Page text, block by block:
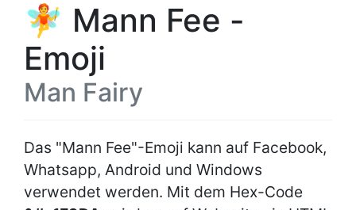
🧚 Mann Fee -
Emoji
Man Fairy
Das "Mann Fee"-Emoji kann auf Facebook,
Whatsapp, Android und Windows
verwendet werden. Mit dem Hex-Code